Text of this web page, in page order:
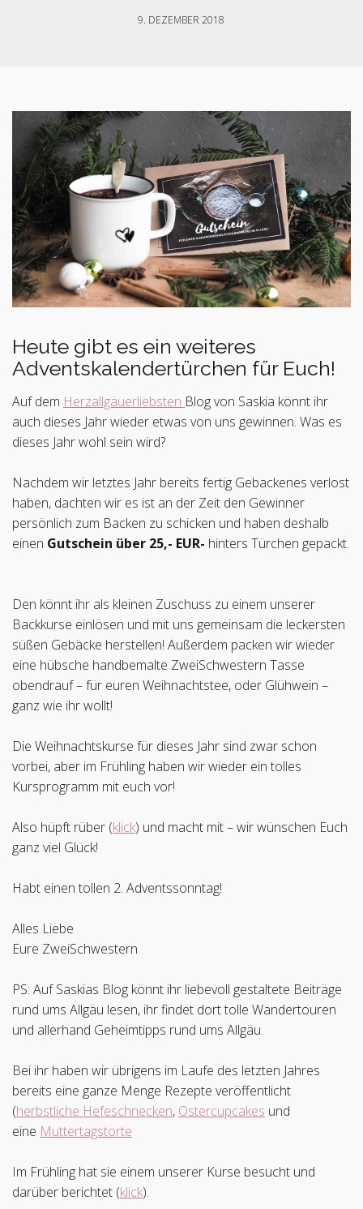
9. DEZEMBER 2018
Heute gibt es ein weiteres
Adventskalendertürchen für Euch!
Auf dem Herzallgäuerliebsten Blog von Saskia könnt ihr
auch dieses Jahr wieder etwas von uns gewinnen. Was es
dieses Jahr wohl sein wird?
Nachdem wir letztes Jahr bereits fertig Gebackenes verlost
haben, dachten wir es ist an der Zeit den Gewinner
persönlich zum Backen zu schicken und haben deshalb
einen Gutschein über 25,- EUR- hinters Türchen gepackt.
Den könnt ihr als kleinen Zuschuss zu einem unserer
Backkurse einlösen und mit uns gemeinsam die leckersten
süßen Gebäcke herstellen! Außerdem packen wir wieder
eine hübsche handbemalte ZweiSchwestern Tasse
obendrauf – für euren Weihnachtstee, oder Glühwein –
ganz wie ihr wollt!
Die Weihnachtskurse für dieses Jahr sind zwar schon
vorbei, aber im Frühling haben wir wieder ein tolles
Kursprogramm mit euch vor!
Also hüpft rüber (klick) und macht mit – wir wünschen Euch
ganz viel Glück!
Habt einen tollen 2. Adventssonntag!
Alles Liebe
Eure ZweiSchwestern
PS: Auf Saskias Blog könnt ihr liebevoll gestaltete Beiträge
rund ums Allgäu lesen, ihr findet dort tolle Wandertouren
und allerhand Geheimtipps rund ums Allgäu.
Bei ihr haben wir übrigens im Laufe des letzten Jahres
bereits eine ganze Menge Rezepte veröffentlicht
(herbstliche Hefeschnecken, Ostercupcakes und
eine Muttertagstorte
Im Frühling hat sie einem unserer Kurse besucht und
darüber berichtet (klick).